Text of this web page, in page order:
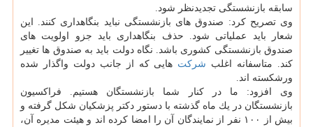
سابقه بازنشستگی تجدیدنظر شود.
وی تصریح كرد: صندوق های بازنشستگی نباید بنگاهداری كنند. این
شعار باید عملیاتی شود. حذف بنگاهداری باید جزو اولویت های
صندوق بازنشستگی كشوری باشد. نگاه دولت باید به صندوق ها تغییر
كند. متاسفانه اغلب شركت هایی كه از جانب دولت واگذار شده
ورشكسته اند.
وی افزود: ما در كنار شما بازنشستگان هستیم. فراكسیون
بازنشستگان در یك ماه گذشته با دستور دكتر پزشكیان شكل گرفته و
بیش از ۱۰۰ نفر از نمایندگان آن را امضا كرده اند و هیئت مدیره آن،